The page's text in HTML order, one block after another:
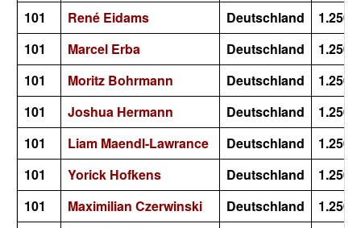
101
René Eidams Deutschland
1.250
101
Marcel Erba Deutschland
1.250
101
Moritz Bohrmann Deutschland
1.250
101
Joshua Hermann Deutschland
1.250
101
Liam Maendl-Lawrance Deutschland
1.250
101
Yorick Hofkens Deutschland
1.250
101
Maximilian Czerwinski Deutschland
1.250